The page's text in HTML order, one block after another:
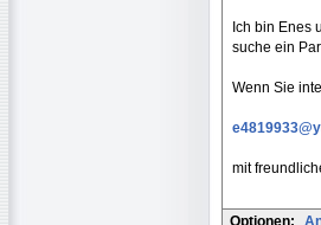
Ich bin Enes
suche ein
Wenn Sie
mit
Optionen: